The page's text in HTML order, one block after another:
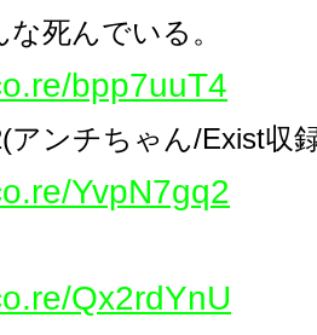
死んでいる。
bpp7uuT4
アンチちゃん/Exist収
YvpN7gq2
Qx2rdYnU